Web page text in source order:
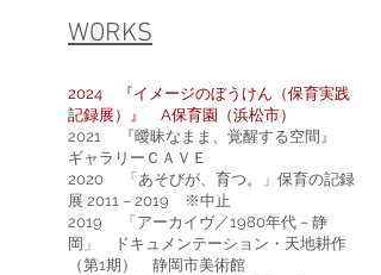
WORKS
2024 『イメージのぼうけん（保育実践
記録展）』 A保育園（浜松市）
2021 『曖昧なまま、覚醒する空間』
ギャラリーＣＡＶＥ
2020
「あそびが、育つ。」保育の記録
展 2011－2019
※中止
2019 「アーカイヴ／1980年代－静
岡」 ドキュメンテーション・天地耕作
（第1期） 静岡市美術館